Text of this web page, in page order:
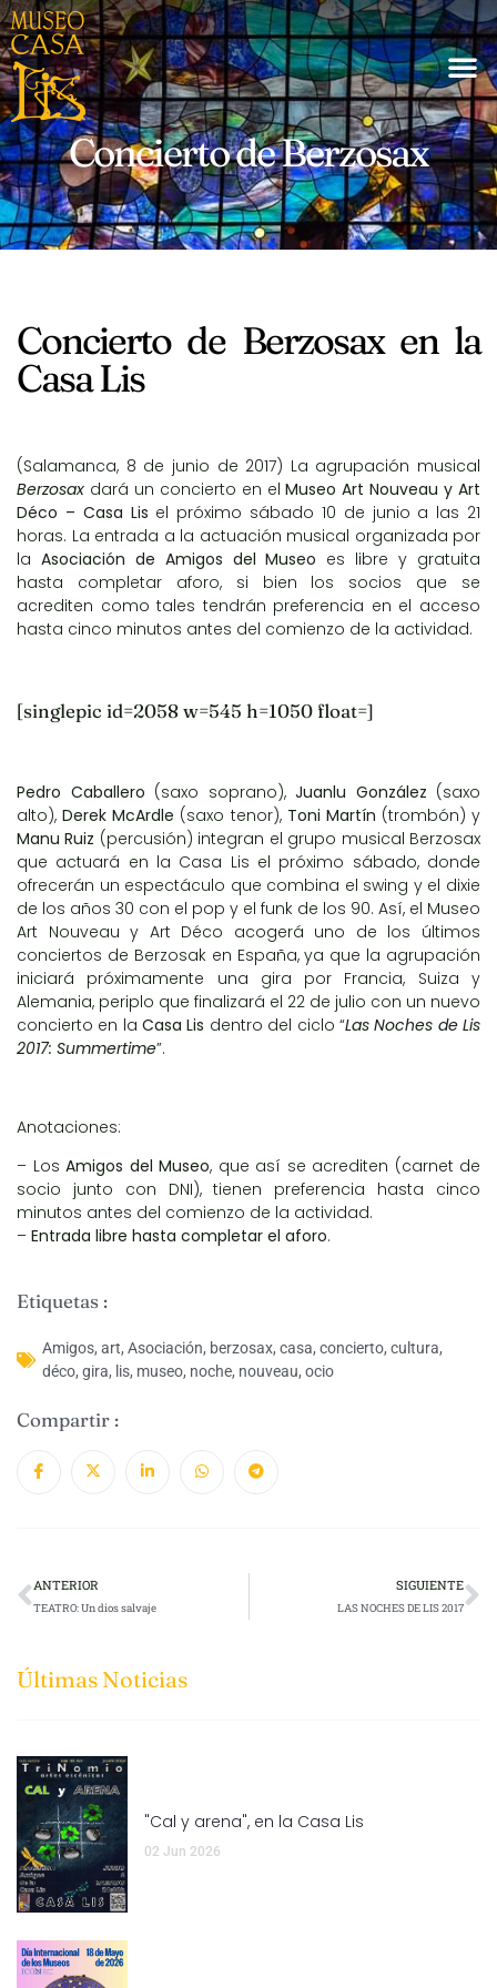
Concierto de Berzosax
Últimas Noticias
"Cal y arena", en la Casa Lis
02 Jun 2026
Concierto de Berzosax en la
Casa Lis
(Salamanca, 8 de junio de 2017) La agrupación musical
Berzosax dará un concierto en elMuseo Art Nouveau y Art
Déco – Casa Lis el próximo sábado 10 de junio a las 21
horas. La entrada a la actuación musical organizada por
la Asociación de Amigos del Museo es libre y gratuita
hasta completar aforo, si bien los socios que se
acrediten como tales tendrán preferencia en el acceso
hasta cinco minutos antes del comienzo de la actividad.
[singlepic id=2058 w=545 h=1050 float=]
Pedro Caballero (saxo soprano), Juanlu González (saxo
alto), Derek McArdle (saxo tenor), Toni Martín (trombón) y
Manu Ruiz (percusión) integran el grupo musical Berzosax
que actuará en la Casa Lis el próximo sábado, donde
ofrecerán un espectáculo que combina el swing y el dixie
de los años 30 con el pop y el funk de los 90. Así, el Museo
Art Nouveau y Art Déco acogerá uno de los últimos
conciertos de Berzosak en España, ya que la agrupación
iniciará próximamente una gira por Francia, Suiza y
Alemania, periplo que finalizará el 22 de julio con un nuevo
concierto en la Casa Lis dentro del ciclo “Las Noches de Lis
2017: Summertime”.
Anotaciones:
– Los Amigos del Museo, que así se acrediten (carnet de
socio junto con DNI), tienen preferencia hasta cinco
minutos antes del comienzo de la actividad.
– Entrada libre hasta completar el aforo.
Etiquetas :
Amigos, art, Asociación, berzosax, casa, concierto, cultura,
déco, gira, lis, museo, noche, nouveau, ocio
Compartir :
ANTERIOR
TEATRO: Un dios salvaje
SIGUIENTE
LAS NOCHES DE LIS 2017